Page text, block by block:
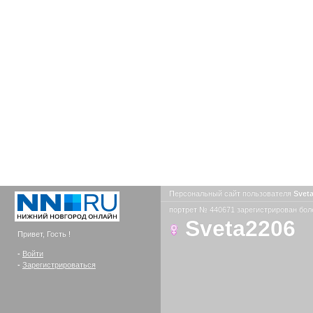
Привет, Гость !
- Войти
- Зарегистрироваться
Персональный сайт пользователя
портрет № 440671 зарегистрирован
Sveta2206